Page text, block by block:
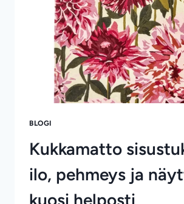
BLOGI
Kukkamatto
ilo, pehmeys ja